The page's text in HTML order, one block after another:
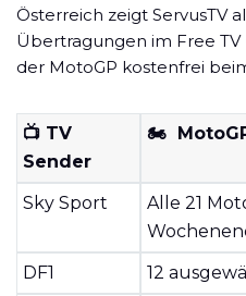
Österreich zeigt ServusTV
Übertragungen im Free
der MotoGP kostenfrei
📺 TV
Sender
🏍️
Sky Sport
Alle 21
DF1
12